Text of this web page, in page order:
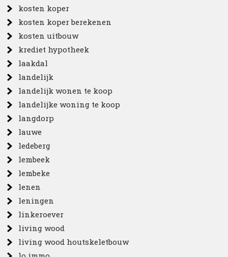
kosten koper
kosten koper berekenen
kosten uitbouw
krediet hypotheek
laakdal
landelijk
landelijk wonen te koop
landelijke woning te koop
langdorp
lauwe
ledeberg
lembeek
lembeke
lenen
leningen
linkeroever
living wood
living wood houtskeletbouw